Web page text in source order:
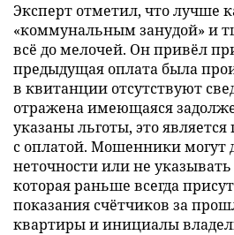
Эксперт отметил, что лучше
«коммунальным занудой» и
всё до мелочей. Он привёл
предыдущая оплата была
в квитанции отсутствуют
отражена имеющаяся
указаны льготы, это
с оплатой. Мошенники могут
неточности или не
которая раньше всегда
показания счётчиков за
квартиры и инициалы